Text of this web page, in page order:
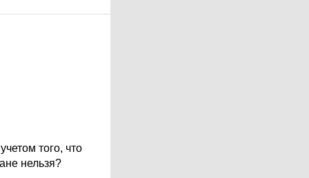
того, что
нельзя?